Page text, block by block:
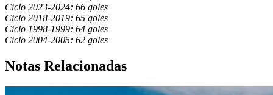
Ciclo 2023-2024: 66 goles
Ciclo 2018-2019: 65 goles
Ciclo 1998-1999: 64 goles
Ciclo 2004-2005: 62 goles
Notas Relacionadas